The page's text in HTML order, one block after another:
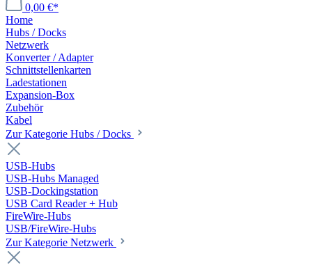
0,00 €*
Home
Hubs / Docks
Netzwerk
Konverter / Adapter
Schnittstellenkarten
Ladestationen
Expansion-Box
Zubehör
Kabel
Zur Kategorie Hubs / Docks
USB-Hubs
USB-Hubs Managed
USB-Dockingstation
USB Card Reader + Hub
FireWire-Hubs
USB/FireWire-Hubs
Zur Kategorie Netzwerk